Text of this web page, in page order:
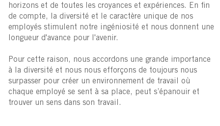
horizons et de toutes les croyances et expériences. En fin
de compte, la diversité et le caractère unique de nos
employés stimulent notre ingéniosité et nous donnent une
longueur d'avance pour l'avenir.
Pour cette raison, nous accordons une grande importance
à la diversité et nous nous efforçons de toujours nous
surpasser pour créer un environnement de travail où
chaque employé se sent à sa place, peut s’épanouir et
trouver un sens dans son travail.